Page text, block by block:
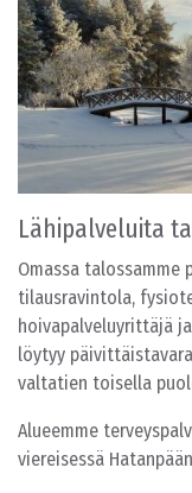
Lähipalveluita
Omassa
tilausravintola,
hoivapalveluyrittäjä
löytyy
valtatien toisella
Alueemme
viereisessä